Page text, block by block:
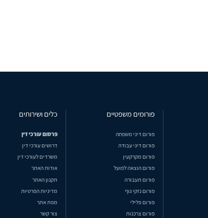
פורומים משפטיים
פורום דיני משפחה
פורום דיני עבודה
פורום מקרקעין
פורום הוצאה לפועל
פורום תעבורה
פורום נזקי גוף
פורום פלילי
פורום צרכנות
כלים ושירותים
פרסום עורכי דין
דרושים עורכי דין
משרדים לעורכי דין
אודות האתר
תקנון האתר
מדיניות הפרטיות
מפת אתר
צור קשר